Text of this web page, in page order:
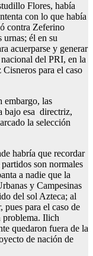
Flores, había
con lo que había
contra Zeferino
urnas; él en su
acuerparse y generar
del PRI, en la
para el caso
embargo, las
bajo esa directriz,
la selección
habría que recordar
son normales
a nadie que la
y Campesinas
del sol Azteca; al
para el caso de
problema. Ilich
quedaron fuera de la
de nación de